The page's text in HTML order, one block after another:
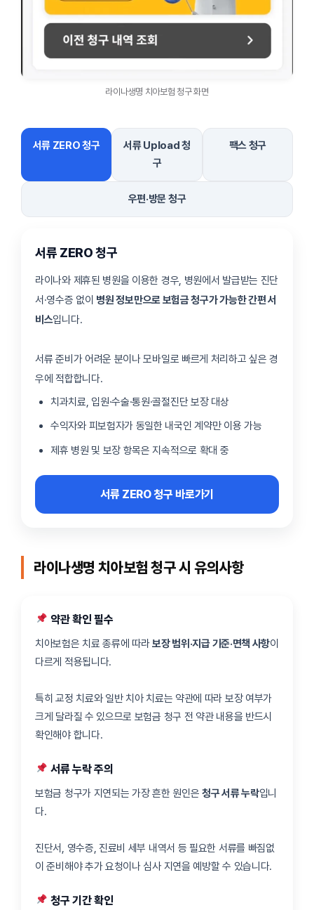
라이나생명 치아보험 청구 화면
서류 ZERO 청구
서류 Upload 청
구
팩스 청구
우편·방문 청구
서류 ZERO 청구
라이나와 제휴된 병원을 이용한 경우, 병원에서 발급받는 진단
서·영수증 없이 병원 정보만으로 보험금 청구가 가능한 간편 서
비스입니다.
서류 준비가 어려운 분이나 모바일로 빠르게 처리하고 싶은 경
우에 적합합니다.
치과치료, 입원·수술·통원·골절진단 보장 대상
수익자와 피보험자가 동일한 내국인 계약만 이용 가능
제휴 병원 및 보장 항목은 지속적으로 확대 중
서류 ZERO 청구 바로가기
라이나생명 치아보험 청구 시 유의사항
약관 확인 필수
치아보험은 치료 종류에 따라보장 범위·지급 기준·면책 사항이
다르게 적용됩니다.
특히 교정 치료와 일반 치아 치료는 약관에 따라 보장 여부가
크게 달라질 수 있으므로 보험금 청구 전 약관 내용을 반드시
확인해야 합니다.
서류 누락 주의
보험금 청구가 지연되는 가장 흔한 원인은청구 서류 누락입니
다.
진단서, 영수증, 진료비 세부 내역서 등 필요한 서류를 빠짐없
이 준비해야 추가 요청이나 심사 지연을 예방할 수 있습니다.
청구 기간 확인